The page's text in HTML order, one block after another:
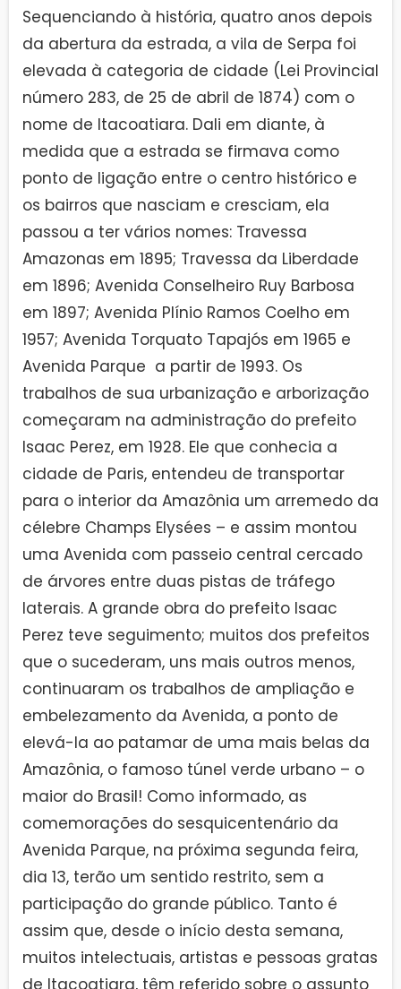
Sequenciando à história, quatro anos depois
da abertura da estrada, a vila de Serpa foi
elevada à categoria de cidade (Lei Provincial
número 283, de 25 de abril de 1874) com o
nome de Itacoatiara. Dali em diante, à
medida que a estrada se firmava como
ponto de ligação entre o centro histórico e
os bairros que nasciam e cresciam, ela
passou a ter vários nomes: Travessa
Amazonas em 1895; Travessa da Liberdade
em 1896; Avenida Conselheiro Ruy Barbosa
em 1897; Avenida Plínio Ramos Coelho em
1957; Avenida Torquato Tapajós em 1965 e
Avenida Parque a partir de 1993. Os
trabalhos de sua urbanização e arborização
começaram na administração do prefeito
Isaac Perez, em 1928. Ele que conhecia a
cidade de Paris, entendeu de transportar
para o interior da Amazônia um arremedo da
célebre Champs Elysées – e assim montou
uma Avenida com passeio central cercado
de árvores entre duas pistas de tráfego
laterais. A grande obra do prefeito Isaac
Perez teve seguimento; muitos dos prefeitos
que o sucederam, uns mais outros menos,
continuaram os trabalhos de ampliação e
embelezamento da Avenida, a ponto de
elevá-la ao patamar de uma mais belas da
Amazônia, o famoso túnel verde urbano – o
maior do Brasil! Como informado, as
comemorações do sesquicentenário da
Avenida Parque, na próxima segunda feira,
dia 13, terão um sentido restrito, sem a
participação do grande público. Tanto é
assim que, desde o início desta semana,
muitos intelectuais, artistas e pessoas gratas
de Itacoatiara, têm referido sobre o assunto